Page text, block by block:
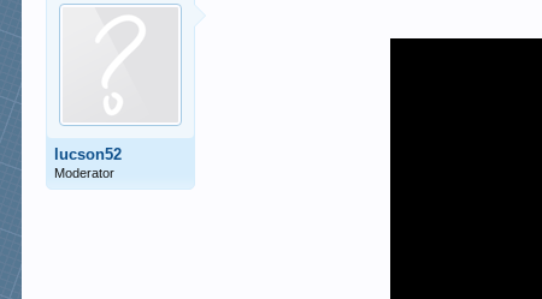
lucson52
Moderator